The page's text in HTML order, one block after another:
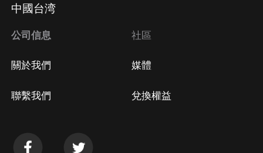
中國台湾
公司信息
關於我們
聯繫我們
社區
媒體
兌換權益